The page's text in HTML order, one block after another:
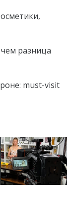
разница
must-visit